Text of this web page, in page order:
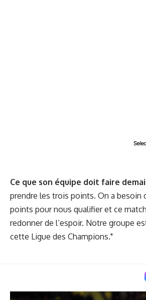
Ce que son équipe doit faire
prendre les trois points. On a besoin
points pour nous qualifier et ce
redonner de l’espoir. Notre groupe
cette Ligue des Champions."